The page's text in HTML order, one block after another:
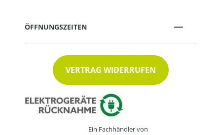
ÖFFNUNGSZEITEN
VERTRAG WIDERRUFEN
Ein Fachhändler von